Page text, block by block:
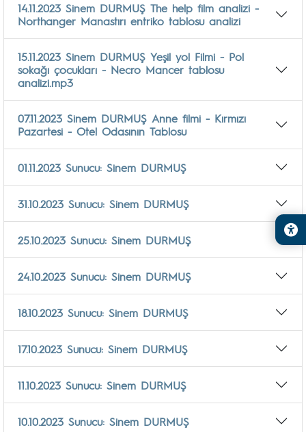
14.11.2023 Sinem DURMUŞ The help film analizi -
Northanger Manastırı entriko tablosu analizi
15.11.2023 Sinem DURMUŞ Yeşil yol Filmi - Pol
sokağı çocukları - Necro Mancer tablosu
analizi.mp3
07.11.2023 Sinem DURMUŞ Anne filmi - Kırmızı
Pazartesi - Otel Odasının Tablosu
01.11.2023 Sunucu: Sinem DURMUŞ
31.10.2023 Sunucu: Sinem DURMUŞ
25.10.2023 Sunucu: Sinem DURMUŞ
24.10.2023 Sunucu: Sinem DURMUŞ
18.10.2023 Sunucu: Sinem DURMUŞ
17.10.2023 Sunucu: Sinem DURMUŞ
11.10.2023 Sunucu: Sinem DURMUŞ
10.10.2023 Sunucu: Sinem DURMUŞ